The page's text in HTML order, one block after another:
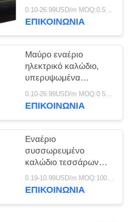
χαμηλής τάσης/
αγωγός αργιλίου
0.10-26.99USD/m MOQ:0.5KM
ΕΠΙΚΟΙΝΩΝΙΑ
Μαύρο εναέριο
ηλεκτρικό καλώδιο,
υπερυψωμένα
ηλεκτρικά καλώδια για
την παροχή
0.10-26.99USD/m MOQ:0.5KM
ΕΠΙΚΟΙΝΩΝΙΑ
Εναέριο
συσσωρευμένο
καλώδιο τεσσάρων
πυρήνων 0.6kV/1kV
για τα εναέρια
0.19-10.99USD/m MOQ:1000M
ΕΠΙΚΟΙΝΩΝΙΑ